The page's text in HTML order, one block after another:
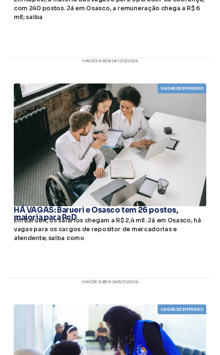
com 240 postos. Já em Osasco, a remuneração chega a R$ 6
mil; saiba
HAYDÉE RIBEIRO 11/03/2024
VAGAS DE EMPREGO
HÁ VAGAS: Barueri e Osasco tem 26 postos,
maioria para PcD
Em Barueri, os salários chegam a R$ 2,4 mil. Já em Osasco, há
vagas para os cargos de repositor de mercadorias e
atendente; saiba como
HAYDÉE RIBEIRO 23/01/2024
VAGAS DE EMPREGO